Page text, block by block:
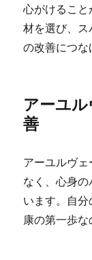
心がけるこ
材を選び、
の改善につな
アーユ
善
アーユルヴ
なく、心身
います。自
康の第一歩な